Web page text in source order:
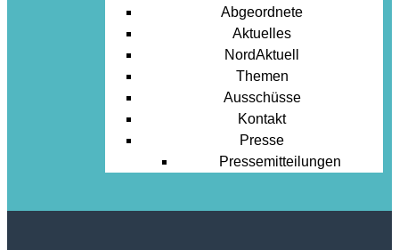
Abgeordnete
Aktuelles
NordAktuell
Themen
Ausschüsse
Kontakt
Presse
Pressemitteilungen